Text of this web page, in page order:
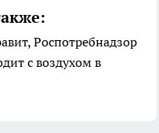
Роспотребнадзор
с воздухом в